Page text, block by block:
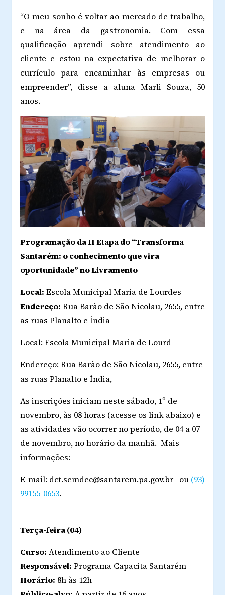
“O meu sonho é voltar ao mercado de trabalho,
e na área da gastronomia. Com essa
qualificação aprendi sobre atendimento ao
cliente e estou na expectativa de melhorar o
currículo para encaminhar às empresas ou
empreender”, disse a aluna Marli Souza, 50
anos.
Programação da II Etapa do “Transforma
Santarém: o conhecimento que vira
oportunidade” no Livramento
Local: Escola Municipal Maria de Lourdes
Endereço: Rua Barão de São Nicolau, 2655, entre
as ruas Planalto e Índia
Local: Escola Municipal Maria de Lourd
Endereço: Rua Barão de São Nicolau, 2655, entre
as ruas Planalto e Índia,
As inscrições iniciam neste sábado, 1º de
novembro, às 08 horas (acesse os link abaixo) e
as atividades vão ocorrer no período, de 04 a 07
de novembro, no horário da manhã. Mais
informações:
E-mail: dct.semdec@santarem.pa.gov.br ou (93)
99155-0653.
Terça-feira (04)
Curso: Atendimento ao Cliente
Responsável: Programa Capacita Santarém
Horário: 8h às 12h